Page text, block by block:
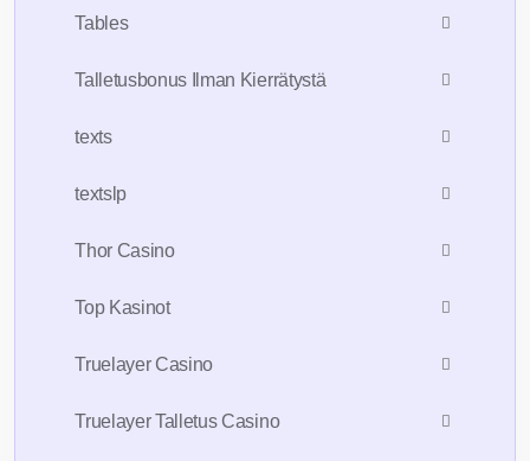
Tables
Talletusbonus Ilman Kierrätystä
texts
textslp
Thor Casino
Top Kasinot
Truelayer Casino
Truelayer Talletus Casino